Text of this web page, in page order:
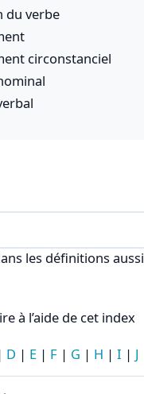
du verbe
circonstanciel
les définitions aussi
à l’aide de cet index
| D | E | F | G | H | I | J